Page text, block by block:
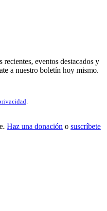
eventos destacados y
a nuestro boletín hoy mismo.
.
Haz una donación o suscríbete